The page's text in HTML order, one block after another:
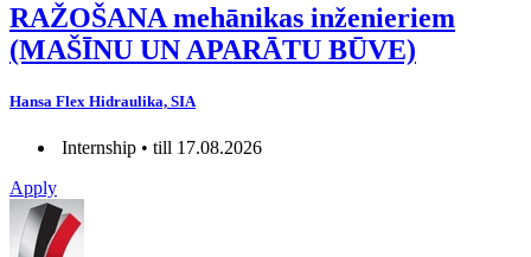
RAŽOŠANA mehānikas inženieriem
(MAŠĪNU UN APARĀTU BŪVE)
Hansa Flex Hidraulika, SIA
Internship • till 17.08.2026
Apply